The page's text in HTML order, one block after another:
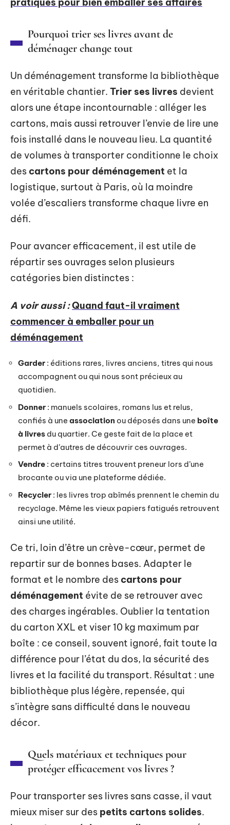
Pourquoi trier ses livres avant de
déménager change tout
Un déménagement transforme la bibliothèque
en véritable chantier. Trier ses livres devient
alors une étape incontournable : alléger les
cartons, mais aussi retrouver l’envie de lire une
fois installé dans le nouveau lieu. La quantité
de volumes à transporter conditionne le choix
des cartons pour déménagement et la
logistique, surtout à Paris, où la moindre
volée d’escaliers transforme chaque livre en
défi.
Pour avancer efficacement, il est utile de
répartir ses ouvrages selon plusieurs
catégories bien distinctes :
A voir aussi :Quand faut-il vraiment
commencer à emballer pour un
déménagement
Garder : éditions rares, livres anciens, titres qui nous
accompagnent ou qui nous sont précieux au
quotidien.
Donner : manuels scolaires, romans lus et relus,
confiés à une association ou déposés dans une boîte
à livres du quartier. Ce geste fait de la place et
permet à d’autres de découvrir ces ouvrages.
Vendre : certains titres trouvent preneur lors d’une
brocante ou via une plateforme dédiée.
Recycler : les livres trop abîmés prennent le chemin du
recyclage. Même les vieux papiers fatigués retrouvent
ainsi une utilité.
Ce tri, loin d’être un crève-cœur, permet de
repartir sur de bonnes bases. Adapter le
format et le nombre des cartons pour
déménagement évite de se retrouver avec
des charges ingérables. Oublier la tentation
du carton XXL et viser 10 kg maximum par
boîte : ce conseil, souvent ignoré, fait toute la
différence pour l’état du dos, la sécurité des
livres et la facilité du transport. Résultat : une
bibliothèque plus légère, repensée, qui
s’intègre sans difficulté dans le nouveau
décor.
Quels matériaux et techniques pour
protéger efficacement vos livres ?
Pour transporter ses livres sans casse, il vaut
mieux miser sur des petits cartons solides.